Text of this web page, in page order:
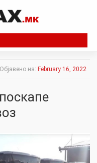
Објавено на: February 16, 2022